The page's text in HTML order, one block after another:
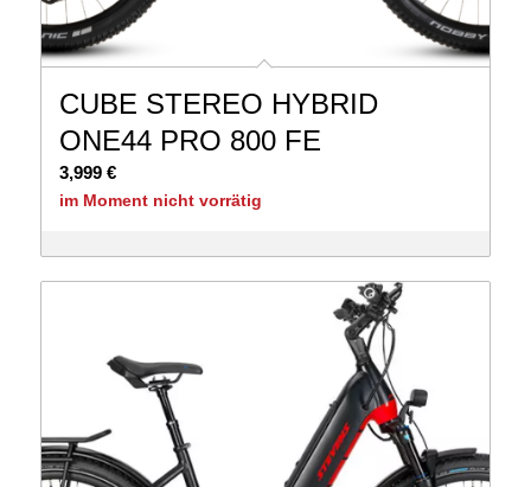
CUBE STEREO HYBRID
ONE44 PRO 800 FE
3,999 €
im Moment nicht vorrätig